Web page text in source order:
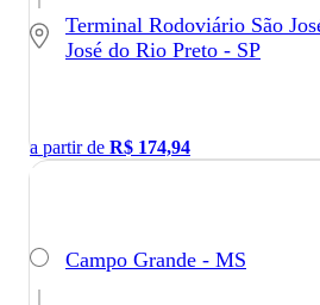
Terminal Rodoviário São
José do Rio Preto - SP
a partir de R$ 174,94
Campo Grande - MS